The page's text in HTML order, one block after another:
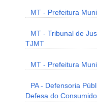
MT - Prefeitura
MT - Tribunal de
TJMT
MT - Prefeitura
PA - Defensoria
Defesa do